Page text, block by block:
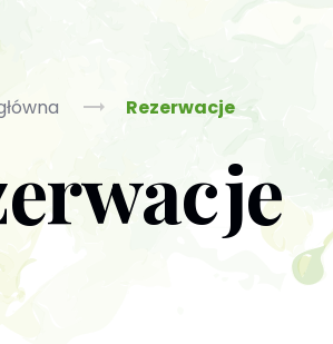
dla osób dorosłych
i małżeństwa
(PL / EN)
Rezerwacje